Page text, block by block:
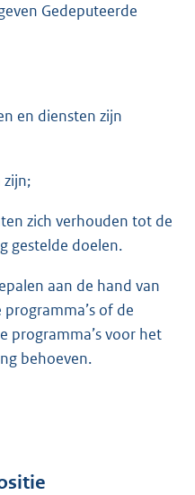
Gedeputeerde
en diensten zijn
zich verhouden tot de
gestelde doelen.
aan de hand van
of de
programma’s voor het
behoeven.